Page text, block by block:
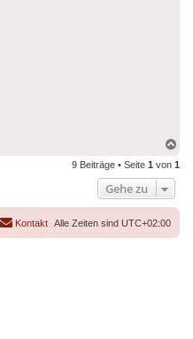
9 Beiträge • Seite 1 von 1
Gehe zu
Alle Zeiten sind UTC+02:00
Kontakt